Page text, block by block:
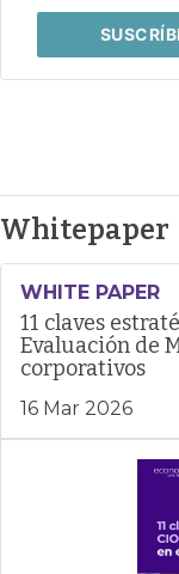
Whitepaper
WHITE PAPER
11 claves
Evaluación de
corporativos
16 Mar 2026